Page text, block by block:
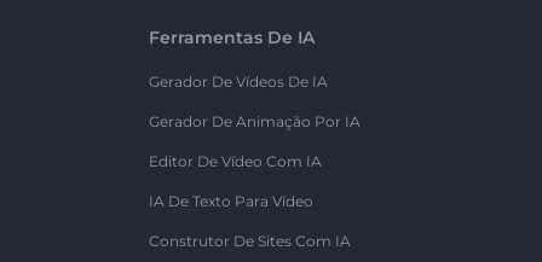
Ferramentas De IA
Gerador De Vídeos De IA
Gerador De Animação Por IA
Editor De Vídeo Com IA
IA De Texto Para Vídeo
Construtor De Sites Com IA